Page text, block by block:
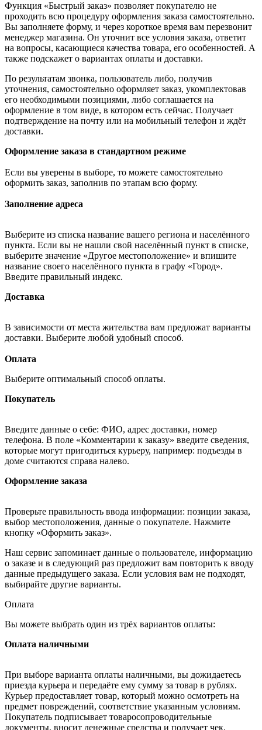
Функция «Быстрый заказ» позволяет покупателю не
проходить всю процедуру оформления заказа самостоятельно.
Вы заполняете форму, и через короткое время вам перезвонит
менеджер магазина. Он уточнит все условия заказа, ответит
на вопросы, касающиеся качества товара, его особенностей. А
также подскажет о вариантах оплаты и доставки.
По результатам звонка, пользователь либо, получив
уточнения, самостоятельно оформляет заказ, укомплектовав
его необходимыми позициями, либо соглашается на
оформление в том виде, в котором есть сейчас. Получает
подтверждение на почту или на мобильный телефон и ждёт
доставки.
Оформление заказа в стандартном режиме
Если вы уверены в выборе, то можете самостоятельно
оформить заказ, заполнив по этапам всю форму.
Заполнение адреса
Выберите из списка название вашего региона и населённого
пункта. Если вы не нашли свой населённый пункт в списке,
выберите значение «Другое местоположение» и впишите
название своего населённого пункта в графу «Город».
Введите правильный индекс.
Доставка
В зависимости от места жительства вам предложат варианты
доставки. Выберите любой удобный способ.
Оплата
Выберите оптимальный способ оплаты.
Покупатель
Введите данные о себе: ФИО, адрес доставки, номер
телефона. В поле «Комментарии к заказу» введите сведения,
которые могут пригодиться курьеру, например: подъезды в
доме считаются справа налево.
Оформление заказа
Проверьте правильность ввода информации: позиции заказа,
выбор местоположения, данные о покупателе. Нажмите
кнопку «Оформить заказ».
Наш сервис запоминает данные о пользователе, информацию
о заказе и в следующий раз предложит вам повторить к вводу
данные предыдущего заказа. Если условия вам не подходят,
выбирайте другие варианты.
Оплата
Вы можете выбрать один из трёх вариантов оплаты:
Оплата наличными
При выборе варианта оплаты наличными, вы дожидаетесь
приезда курьера и передаёте ему сумму за товар в рублях.
Курьер предоставляет товар, который можно осмотреть на
предмет повреждений, соответствие указанным условиям.
Покупатель подписывает товаросопроводительные
документы, вносит денежные средства и получает чек.